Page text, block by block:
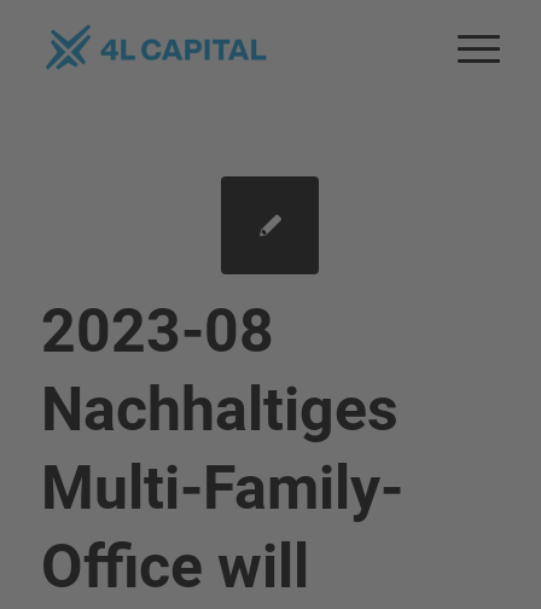
2023-08
Nachhaltiges
Multi-Family-
Office will